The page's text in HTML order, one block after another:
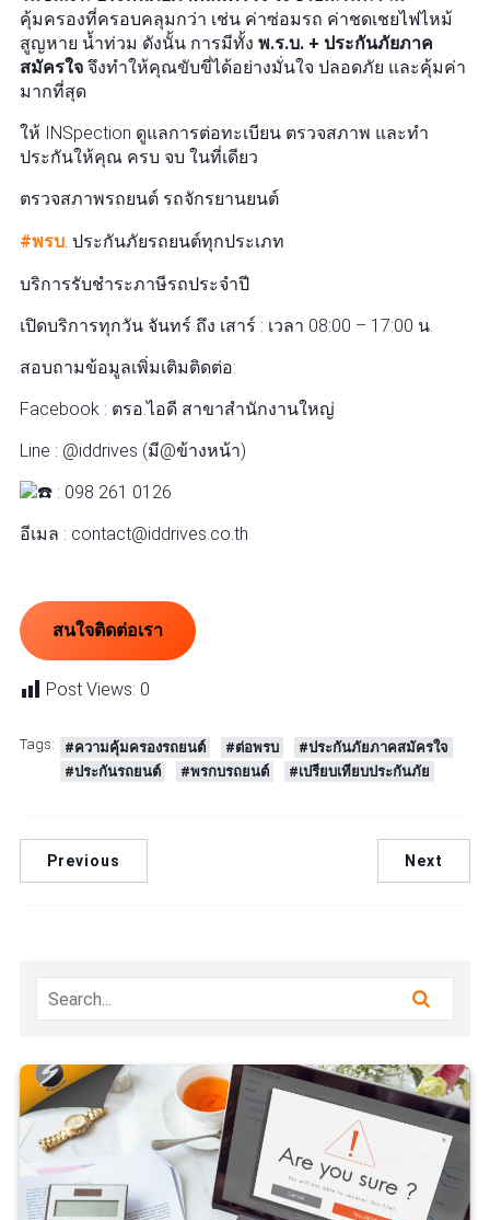
คุ้มครองที่ครอบคลุมกว่า เช่น ค่าซ่อมรถ ค่าชดเชยไฟไหม้
สูญหาย น้ำท่วม ดังนั้น การมีทั้ง พ.ร.บ. + ประกันภัยภาค
สมัครใจ จึงทำให้คุณขับขี่ได้อย่างมั่นใจ ปลอดภัย และคุ้มค่า
มากที่สุด
ให้ INSpection ดูแลการต่อทะเบียน ตรวจสภาพ และทำ
ประกันให้คุณ ครบ จบ ในที่เดียว
ตรวจสภาพรถยนต์ รถจักรยานยนต์
#พรบ. ประกันภัยรถยนต์ทุกประเภท
บริการรับชำระภาษีรถประจำปี
เปิดบริการทุกวัน จันทร์ ถึง เสาร์ : เวลา 08:00 – 17:00 น.
สอบถามข้อมูลเพิ่มเติมติดต่อ:
Facebook : ตรอ.ไอดี สาขาสำนักงานใหญ่
Line : @iddrives (มี@ข้างหน้า)
: 098 261 0126
อีเมล : contact@iddrives.co.th
สนใจติดต่อเรา
Post Views: 0
Tags: #ความคุ้มครองรถยนต์ #ต่อพรบ
#ประกันภัยภาคสมัครใจ
#ประกันรถยนต์
#พรกบรถยนต์ #เปรียบเทียบประกันภัย
Previous Next